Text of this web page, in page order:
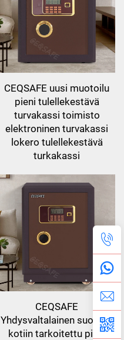
CEQSAFE uusi muotoilu
pieni tulellekestävä
turvakassi toimisto
elektroninen turvakassi
lokero tulellekestävä
turkakassi
CEQSAFE
Yhdysvaltalainen suosittu
kotiin tarkoitettu pieni